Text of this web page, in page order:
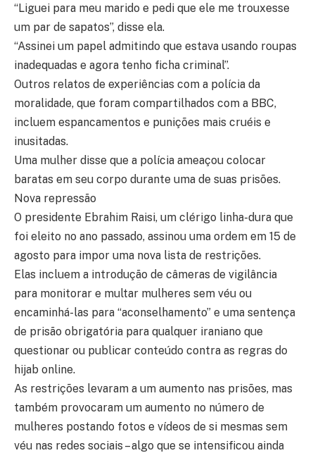
“Liguei para meu marido e pedi que ele me trouxesse
um par de sapatos”, disse ela.
“Assinei um papel admitindo que estava usando roupas
inadequadas e agora tenho ficha criminal”.
Outros relatos de experiências com a polícia da
moralidade, que foram compartilhados com a BBC,
incluem espancamentos e punições mais cruéis e
inusitadas.
Uma mulher disse que a polícia ameaçou colocar
baratas em seu corpo durante uma de suas prisões.
Nova repressão
O presidente Ebrahim Raisi, um clérigo linha-dura que
foi eleito no ano passado, assinou uma ordem em 15 de
agosto para impor uma nova lista de restrições.
Elas incluem a introdução de câmeras de vigilância
para monitorar e multar mulheres sem véu ou
encaminhá-las para “aconselhamento” e uma sentença
de prisão obrigatória para qualquer iraniano que
questionar ou publicar conteúdo contra as regras do
hijab online.
As restrições levaram a um aumento nas prisões, mas
também provocaram um aumento no número de
mulheres postando fotos e vídeos de si mesmas sem
véu nas redes sociais – algo que se intensificou ainda